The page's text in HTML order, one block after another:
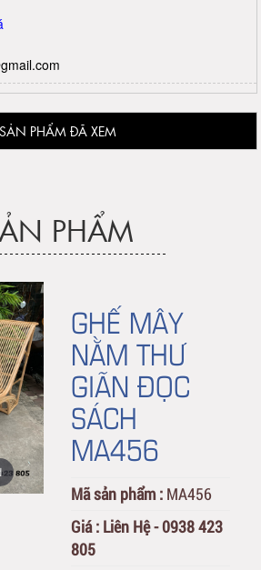
SẢN PHẨM ĐÃ XEM
PHẨM
GHẾ MÂY
NẰM THƯ
GIÃN ĐỌC
SÁCH
MA456
Mã sản phẩm : MA456
Giá : Liên Hệ - 0938 423
805